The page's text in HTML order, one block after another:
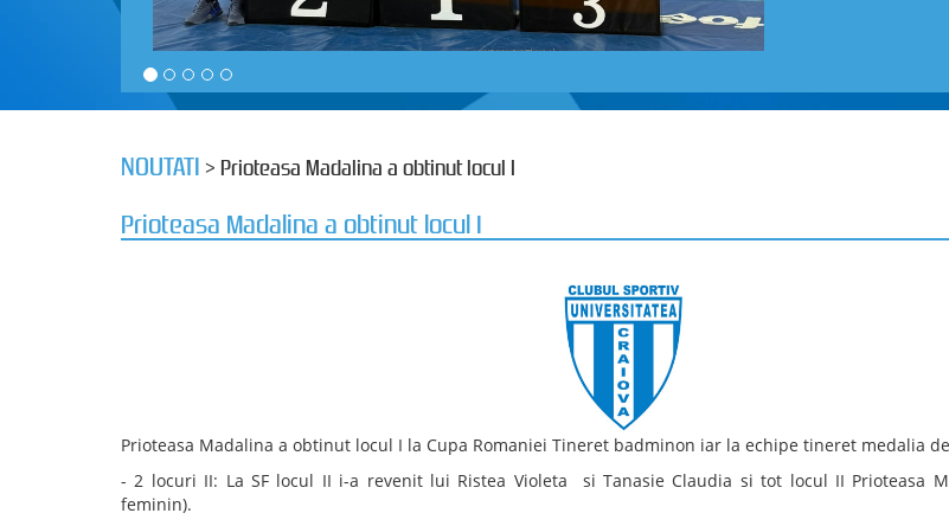
NOUTATI > Prioteasa Madalina a obtinut locul I
Prioteasa Madalina a obtinut locul I
Prioteasa Madalina a obtinut locul I la Cupa Romaniei Tineret badminon iar la echipe tineret medalia
- 2 locuri II: La SF locul II i-a revenit lui Ristea Violeta si Tanasie Claudia si tot locul II Prioteasa
feminin).